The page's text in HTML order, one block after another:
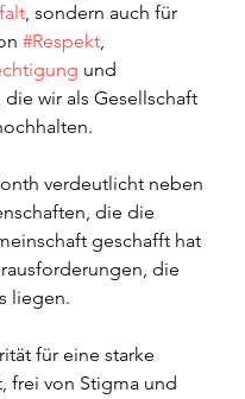
, sondern auch für
#Respekt,
und
die wir als Gesellschaft
verdeutlicht neben
die die
geschafft hat
die
liegen.
für eine starke
frei von Stigma und